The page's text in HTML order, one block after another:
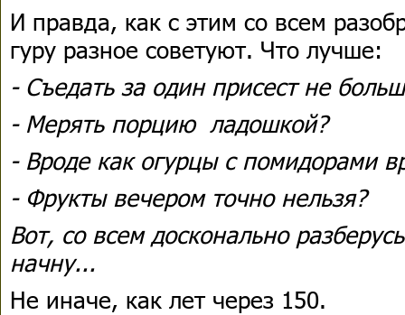
И правда, как с этим со всем
гуру разное советуют. Что лучше:
- Съедать за один присест не
- Мерять порцию ладошкой?
- Вроде как огурцы с помидорами
- Фрукты вечером точно нельзя?
Вот, со всем досконально
начну...
Не иначе, как лет через 150.